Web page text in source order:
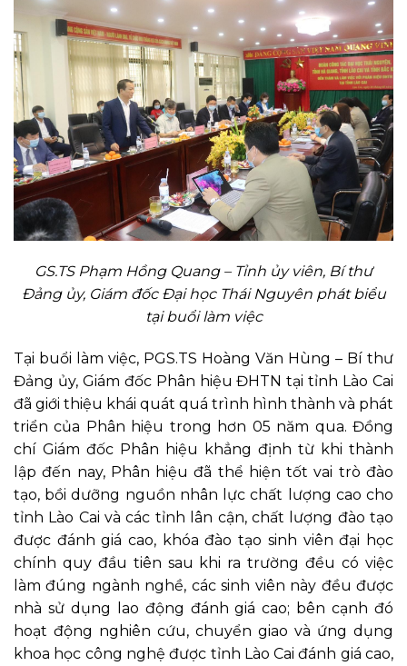
GS.TS Phạm Hồng Quang – Tỉnh ủy viên, Bí thư
Đảng ủy, Giám đốc Đại học Thái Nguyên phát biểu
tại buổi làm việc
Tại buổi làm việc, PGS.TS Hoàng Văn Hùng – Bí thư
Đảng ủy, Giám đốc Phân hiệu ĐHTN tại tỉnh Lào Cai
đã giới thiệu khái quát quá trình hình thành và phát
triển của Phân hiệu trong hơn 05 năm qua. Đồng
chí Giám đốc Phân hiệu khẳng định từ khi thành
lập đến nay, Phân hiệu đã thể hiện tốt vai trò đào
tạo, bồi dưỡng nguồn nhân lực chất lượng cao cho
tỉnh Lào Cai và các tỉnh lân cận, chất lượng đào tạo
được đánh giá cao, khóa đào tạo sinh viên đại học
chính quy đầu tiên sau khi ra trường đều có việc
làm đúng ngành nghề, các sinh viên này đều được
nhà sử dụng lao động đánh giá cao; bên cạnh đó
hoạt động nghiên cứu, chuyển giao và ứng dụng
khoa học công nghệ được tỉnh Lào Cai đánh giá cao,